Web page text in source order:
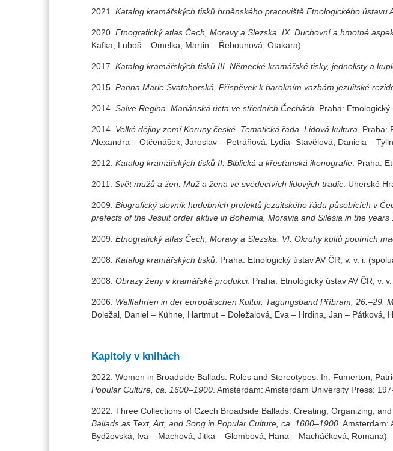
2021. Katalog kramářských tisků brněnského pracoviště Etnologického ústavu
2020. Etnografický atlas Čech, Moravy a Slezska. IX. Duchovní a hmotné
Kafka, Luboš – Omelka, Martin – Řebounová, Otakara)
2017. Katalog kramářských tisků III. Německé kramářské tisky, jednolisty a
2015. Panna Marie Svatohorská. Příspěvek k barokním vazbám jezuitské
2014. Salve Regina. Mariánská úcta ve středních Čechách . Praha:
2014. Velké dějiny zemí Koruny české. Tematická řada. Lidová kultura .
Alexandra – Otčenášek, Jaroslav – Petráňová, Lydia- Stavělová, Daniela –
2012. Katalog kramářských tisků II. Biblická a křesťanská ikonografie . Praha:
2011. Svět mužů a žen. Muž a žena ve svědectvích lidových tradic . Uherské
2009. Biografický slovník hudebních prefektů jezuitského řádu působících v
prefects of the Jesuit order aktive in Bohemia, Moravia and Silesia in the years
2009. Etnografický atlas Čech, Moravy a Slezska. VI. Okruhy kultů poutních
2008. Katalog kramářských tisků . Praha: Etnologický ústav AV ČR, v. v. i.
2008. Obrazy ženy v kramářské produkci. Praha: Etnologický ústav AV ČR, v. v.
2006. Wallfahrten in der europäischen Kultur. Tagungsband Příbram, 26.–29.
Doležal, Daniel – Kühne, Hartmut – Doležalová, Eva – Hrdina, Jan – Pátková,
Kapitoly v knihách
2022. Women in Broadside Ballads: Roles and Stereotypes. In: Fumerton,
Popular Culture, ca. 1600–1900 . Amsterdam: Amsterdam University Press:
2022. Three Collections of Czech Broadside Ballads: Creating, Organizing,
Ballads as Text, Art, and Song in Popular Culture, ca. 1600–1900 .
Bydžovská, Iva – Machová, Jitka – Glombová, Hana – Macháčková, Romana)